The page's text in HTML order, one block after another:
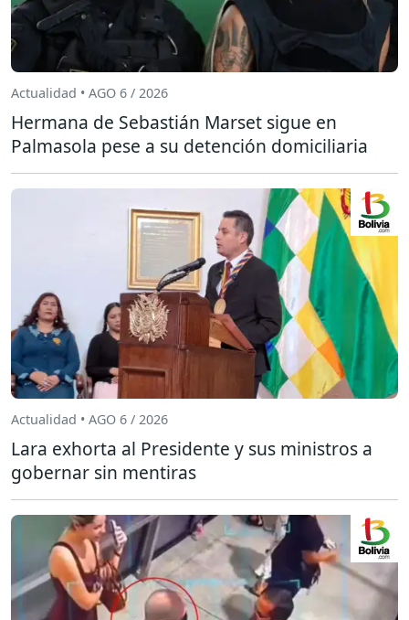
Actualidad • AGO 6 / 2026
Hermana de Sebastián Marset sigue en
Palmasola pese a su detención domiciliaria
Actualidad • AGO 6 / 2026
Lara exhorta al Presidente y sus ministros a
gobernar sin mentiras